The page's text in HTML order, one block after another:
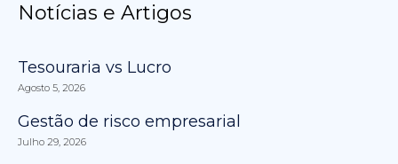
Notícias e Artigos
Tesouraria vs Lucro
Agosto 5, 2026
Gestão de risco empresarial
Julho 29, 2026